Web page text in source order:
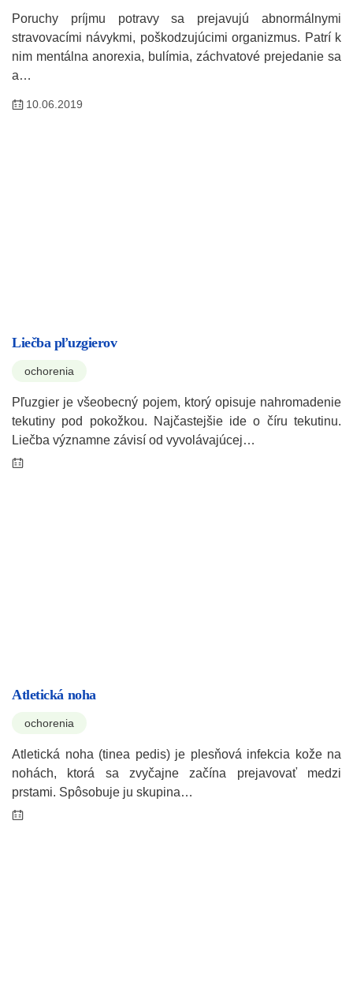
Poruchy príjmu potravy sa prejavujú abnormálnymi
stravovacími návykmi, poškodzujúcimi organizmus. Patrí k
nim mentálna anorexia, bulímia, záchvatové prejedanie sa
a…
10.06.2019
Liečba pľuzgierov
ochorenia
Pľuzgier je všeobecný pojem, ktorý opisuje nahromadenie
tekutiny pod pokožkou. Najčastejšie ide o číru tekutinu.
Liečba významne závisí od vyvolávajúcej…
Atletická noha
ochorenia
Atletická noha (tinea pedis) je plesňová infekcia kože na
nohách, ktorá sa zvyčajne začína prejavovať medzi
prstami. Spôsobuje ju skupina…